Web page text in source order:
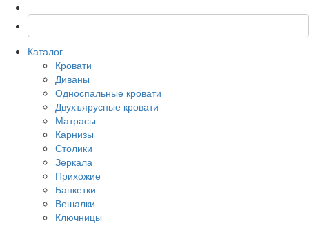
Каталог
Кровати
Диваны
Односпальные кровати
Двухъярусные кровати
Матрасы
Карнизы
Столики
Зеркала
Прихожие
Банкетки
Вешалки
Ключницы